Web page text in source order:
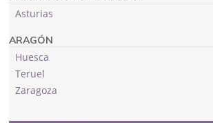
Asturias
ARAGÓN
Huesca
Teruel
Zaragoza